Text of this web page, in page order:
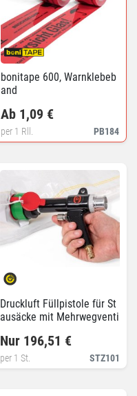
bonitape 600, Warnklebeb
and
PB184
Ab 1,09 €
per 1 Rll.
Druckluft Füllpistole für St
ausäcke mit Mehrwegventi
STZ101
Nur 196,51 €
per 1 St.